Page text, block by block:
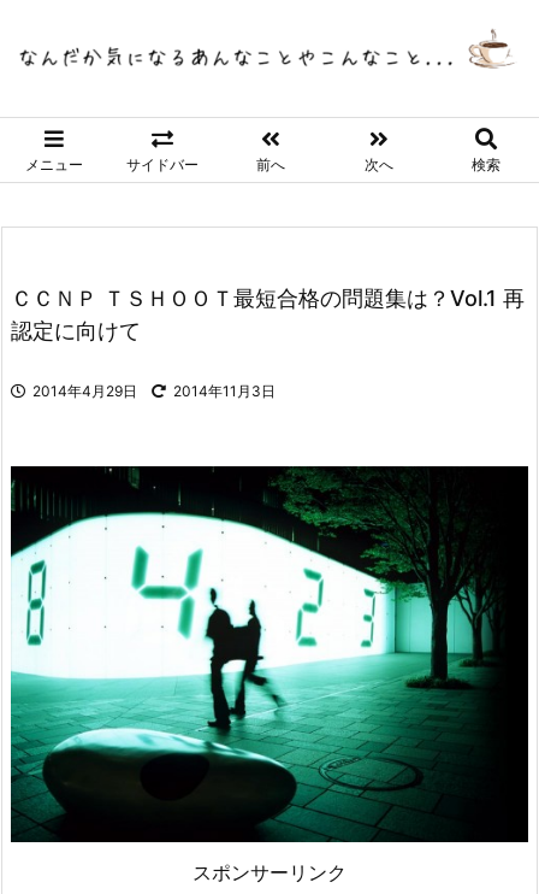
メニュー サイドバー 前へ 次へ 検索
ＣＣＮＰ ＴＳＨＯＯＴ最短合格の問題集は？Vol.1 再
認定に向けて
2014年4月29日 2014年11月3日
スポンサーリンク